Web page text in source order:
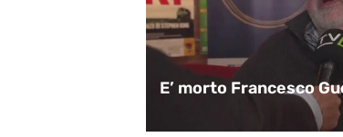
E’ morto Francesco